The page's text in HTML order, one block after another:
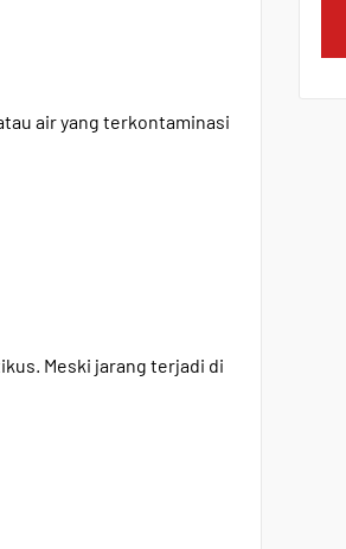
air yang terkontaminasi
Meski jarang terjadi di